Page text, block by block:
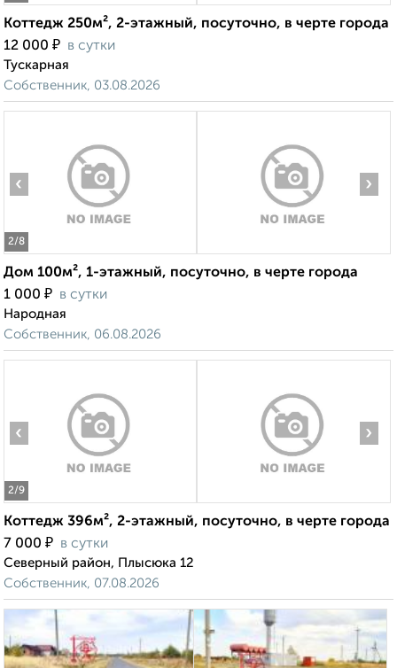
Коттедж 250м², 2-этажный, посуточно, в черте города
12 000 ₽ в сутки
Тускарная
Собственник, 03.08.2026
2/8
‹ ›
Дом 100м², 1-этажный, посуточно, в черте города
1 000 ₽ в сутки
Народная
Собственник, 06.08.2026
2/9
‹ ›
Коттедж 396м², 2-этажный, посуточно, в черте города
7 000 ₽ в сутки
Северный район, Плысюка 12
Собственник, 07.08.2026